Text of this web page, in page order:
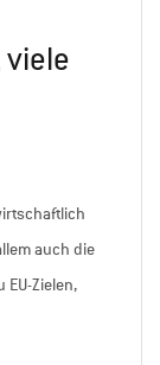
viele
auch die
Zielen,